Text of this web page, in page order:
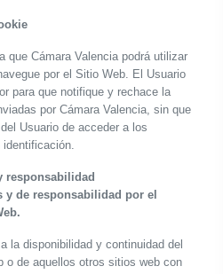
que Cámara Valencia podrá utilizar
por el Sitio Web. El Usuario
para que notifique y rechace la
por Cámara Valencia, sin que
Usuario de acceder a los
identificación.
responsabilidad
y de responsabilidad por el
la disponibilidad y continuidad del
o de aquellos otros sitios web con